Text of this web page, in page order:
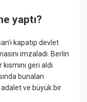
yaptı?
kapatıp devlet
imzaladı. Berlin
geri aldı.
bunalan
ve büyük bir